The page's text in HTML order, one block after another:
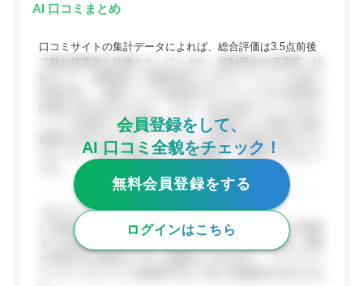
AI 口コミまとめ
口コミサイトの集計データによれば、総合評価は3.5点前後
で概ね標準的な評価となっています。福利厚生の充実度（社
ションや部署による格差が大きく、等級制による頭打ち感を
指摘する声もあります。ベンチャー気質の社風は活気をもた
らす一方、社風に馴染めない人の離職も一定数見られるよう
【ポジティブな評価】
1. 福利厚生・職場環境: 社内カフェ（GMO Yours）での無料
または低価格の食事提供・ドリンクサービスが高評価。休暇
会員登録をして、
AI 口コミ全貌をチェック！
無料会員登録をする
ログインはこちら